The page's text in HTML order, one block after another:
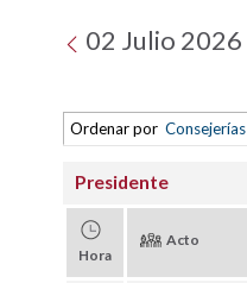
02 Julio 2026
Ordenar por Consejerías
Presidente
Hora
Acto